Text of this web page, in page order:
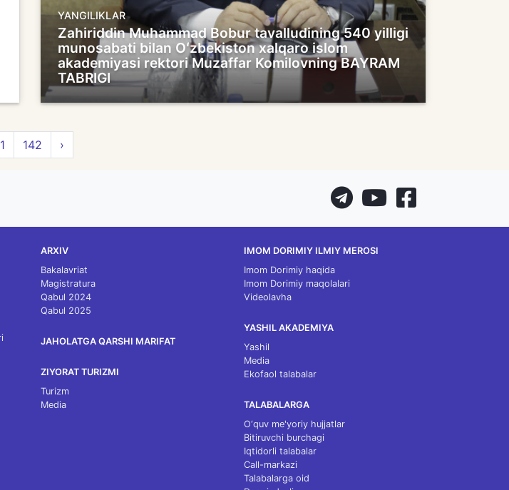
YANGILIKLAR
Zahiriddin Muhammad Bobur tavalludining 540 yilligi
munosabati bilan Oʻzbekiston xalqaro islom
akademiyasi rektori Muzaffar Komilovning BAYRAM
TABRIGI
142 ›
ARXIV
Bakalavriat
Magistratura
Qabul 2024
Qabul 2025
JAHOLATGA QARSHI MARIFAT
ZIYORAT TURIZMI
Turizm
Media
IMOM DORIMIY ILMIY MEROSI
Imom Dorimiy haqida
Imom Dorimiy maqolalari
Videolavha
YASHIL AKADEMIYA
Yashil
Media
Ekofaol talabalar
TALABALARGA
O‘quv me'yoriy hujjatlar
Bitiruvchi burchagi
Iqtidorli talabalar
Call-markazi
Talabalarga oid